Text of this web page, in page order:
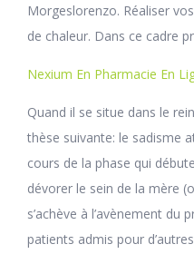
Morgeslorenzo. Réaliser
de chaleur. Dans ce cadre
Nexium En Pharmacie En
Quand il se situe dans le
thèse suivante: le sadisme
cours de la phase qui
dévorer le sein de la mère
s’achève à l’avènement du
patients admis pour